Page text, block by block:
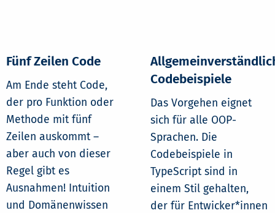
Fünf Zeilen Code
Am Ende steht Code,
der pro Funktion oder
Methode mit fünf
Zeilen auskommt –
aber auch von dieser
Regel gibt es
Ausnahmen! Intuition
und Domänenwissen
Codebeispiele
Das Vorgehen eignet
sich für alle OOP-
Sprachen. Die
Codebeispiele in
TypeScript sind in
einem Stil gehalten,
der für Entwicker*innen